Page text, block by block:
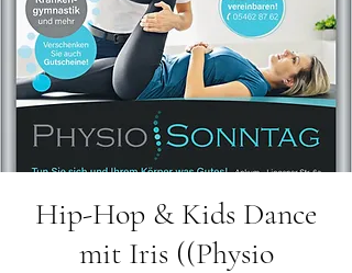
Hip-Hop & Kids Dance
mit Iris ((Physio